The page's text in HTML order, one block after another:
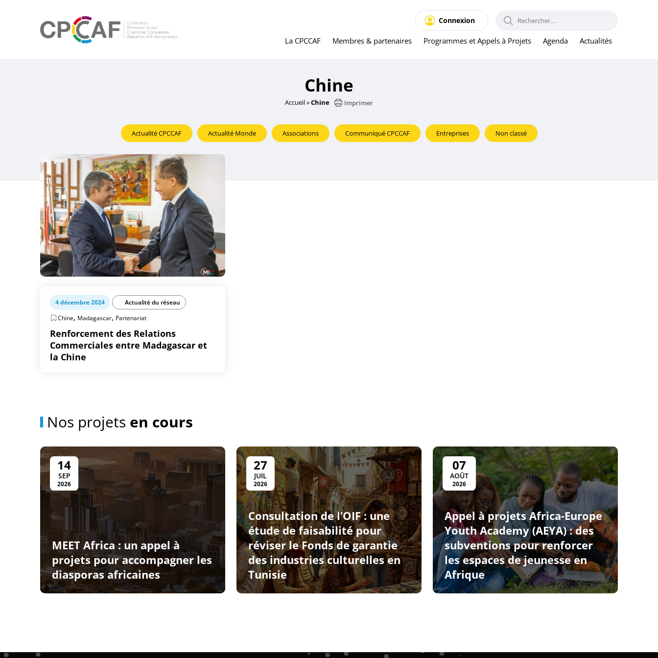
La CPCCAF Membres & partenaires Programmes et Appels à Projets Agenda Actualités
Connexion RECHERCHER :
Chine
Accueil»Chine Imprimer
Actualité CPCCAF Actualité Monde Associations Communiqué CPCCAF Entreprises Non classé
4 décembre 2024
Actualité du réseau
Chine, Madagascar, Partenariat
Renforcement des Relations
Commerciales entre Madagascar et
la Chine
Nos projets en cours
14
SEP
2026
MEET Africa : un appel à
projets pour accompagner les
diasporas africaines
27
JUIL
2026
Consultation de l’OIF : une
étude de faisabilité pour
réviser le Fonds de garantie
des industries culturelles en
Tunisie
07
AOÛT
2026
Appel à projets Africa-Europe
Youth Academy (AEYA) : des
subventions pour renforcer
les espaces de jeunesse en
Afrique